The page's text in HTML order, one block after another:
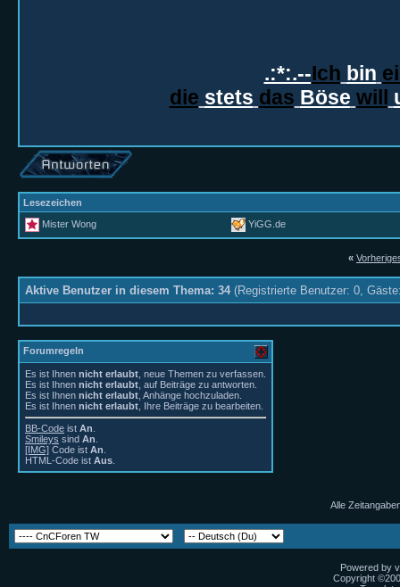
.:*:.--Ich bin
die stets das Böse will
Lesezeichen
Mister Wong
YiGG.de
«
Aktive Benutzer in diesem Thema: 34 (Registrierte Benutzer: 0,
Forumregeln
Es ist Ihnen nicht erlaubt , neue Themen zu verfassen.
Es ist Ihnen nicht erlaubt , auf Beiträge zu antworten.
Es ist Ihnen nicht erlaubt , Anhänge hochzuladen.
Es ist Ihnen nicht erlaubt , Ihre Beiträge zu bearbeiten.
BB-Code ist An
Smileys sind An
[IMG] Code ist An
HTML-Code ist Aus
Alle
Powered by
Copyright